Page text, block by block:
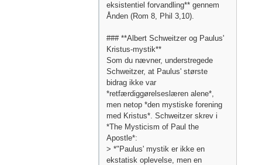
eksistentiel forvandling** gennem
Ånden (Rom 8, Phil 3,10).
### **Albert Schweitzer og Paulus'
Kristus-mystik**
Som du nævner, understregede
Schweitzer, at Paulus' største
bidrag ikke var
*retfærdiggørelseslæren alene*,
men netop *den mystiske forening
med Kristus*. Schweitzer skrev i
*The Mysticism of Paul the
Apostle*:
> *"Paulus' mystik er ikke en
ekstatisk oplevelse, men en